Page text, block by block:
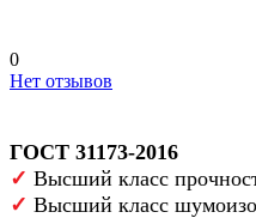
0
Нет отзывов
ГОСТ 31173-2016
✓ Высший класс
✓ Высший класс